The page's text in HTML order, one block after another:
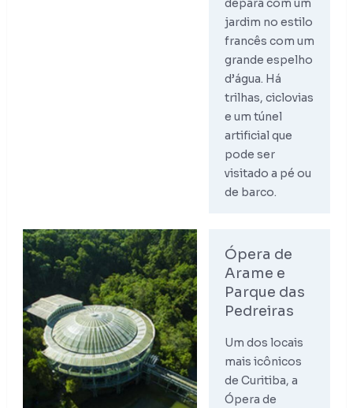
depara com um
jardim no estilo
francês com um
grande espelho
d’água. Há
trilhas, ciclovias
e um túnel
artificial que
pode ser
visitado a pé ou
de barco.
Ópera de
Arame e
Parque das
Pedreiras
Um dos locais
mais icônicos
de Curitiba, a
Ópera de